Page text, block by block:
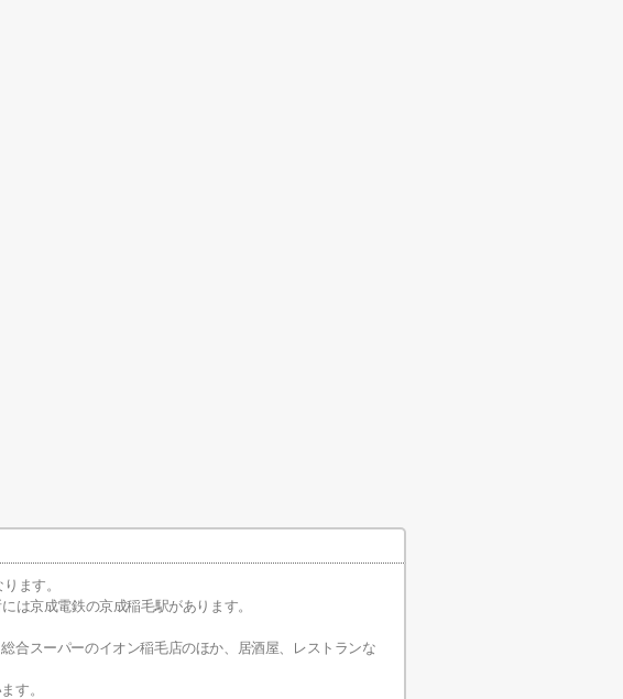
ます。
は京成電鉄の京成稲毛駅があります。
合スーパーのイオン稲毛店のほか、居酒屋、レストランな
す。